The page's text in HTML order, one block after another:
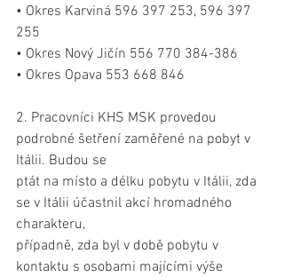
• Okres Karviná 596 397 253, 596 397
255
• Okres Nový Jičín 556 770 384-386
• Okres Opava 553 668 846
2. Pracovníci KHS MSK provedou
podrobné šetření zaměřené na pobyt v
Itálii. Budou se
ptát na místo a délku pobytu v Itálii, zda
se v Itálii účastnil akcí hromadného
charakteru,
případně, zda byl v době pobytu v
kontaktu s osobami majícími výše